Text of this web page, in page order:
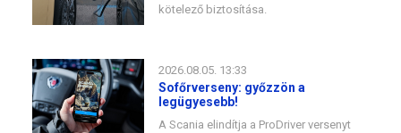
kötelező biztosítása.
2026.08.05. 13:33
Sofőrverseny: győzzön a
legügyesebb!
A Scania elindítja a ProDriver versenyt